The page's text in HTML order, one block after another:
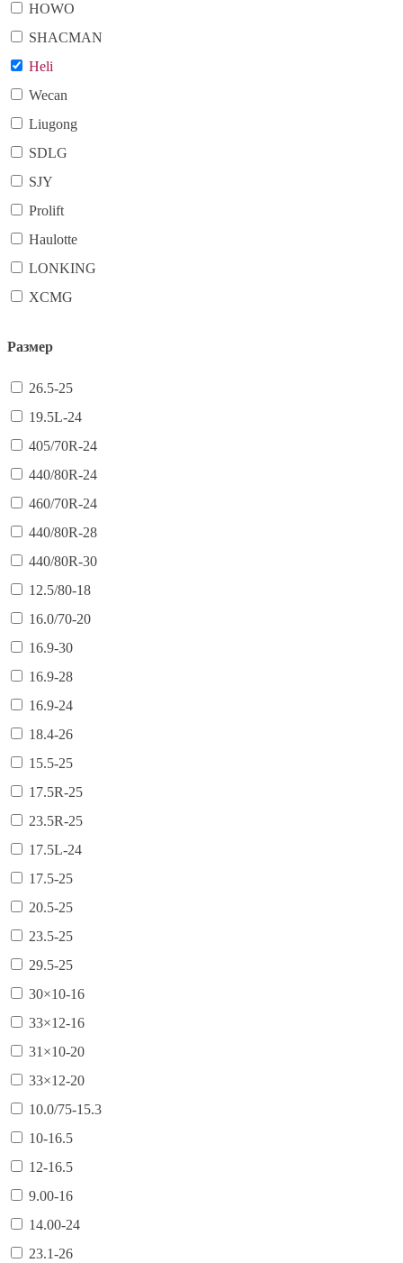
HOWO
SHACMAN
Heli
Wecan
Liugong
SDLG
SJY
Prolift
Haulotte
LONKING
XCMG
Размер
26.5-25
19.5L-24
405/70R-24
440/80R-24
460/70R-24
440/80R-28
440/80R-30
12.5/80-18
16.0/70-20
16.9-30
16.9-28
16.9-24
18.4-26
15.5-25
17.5R-25
23.5R-25
17.5L-24
17.5-25
20.5-25
23.5-25
29.5-25
30×10-16
33×12-16
31×10-20
33×12-20
10.0/75-15.3
10-16.5
12-16.5
9.00-16
14.00-24
23.1-26